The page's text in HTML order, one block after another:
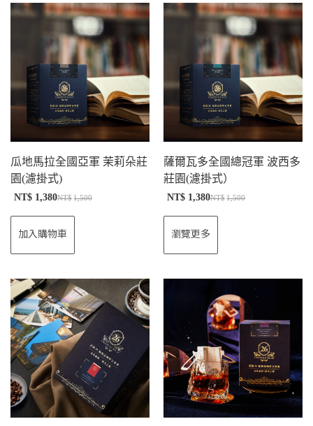
瓜地馬拉全國亞軍 茉莉朵莊
園(濾掛式)
NT$ 1,500
NT$ 1,380
加入購物車
薩爾瓦多全國總冠軍 波西多
莊園(濾掛式）
NT$ 1,500
NT$ 1,380
瀏覽更多